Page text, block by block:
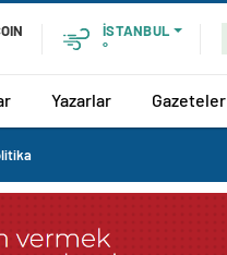
İSTANBUL
°
Yazarlar Gazeteler